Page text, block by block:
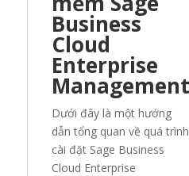
Business
Cloud
Enterprise
Management
Dưới đây là một hướng
dẫn tổng quan về quá trình
cài đặt Sage Business
Cloud Enterprise